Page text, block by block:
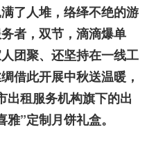
了人堆，络绎不绝的游
者，双节，滴滴爆单
团聚、还坚持在一线工
借此开展中秋送温暖，
出租服务机构旗下的出
”定制月饼礼盒。